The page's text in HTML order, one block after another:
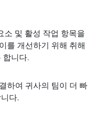
소 및 활성 작업 항목을
를 개선하기 위해 취해
합니다.
하여 귀사의 팀이 더 빠
다.